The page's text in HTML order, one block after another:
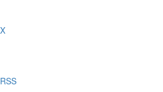
X
RSS